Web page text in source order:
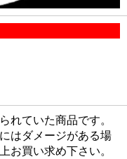
れていた商品です。
はダメージがある場
お買い求め下さい。